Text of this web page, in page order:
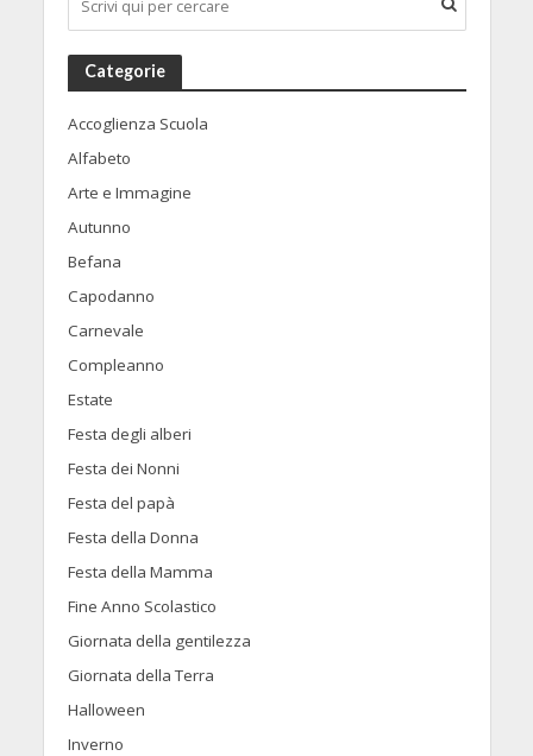
Categorie
Accoglienza Scuola
Alfabeto
Arte e Immagine
Autunno
Befana
Capodanno
Carnevale
Compleanno
Estate
Festa degli alberi
Festa dei Nonni
Festa del papà
Festa della Donna
Festa della Mamma
Fine Anno Scolastico
Giornata della gentilezza
Giornata della Terra
Halloween
Inverno